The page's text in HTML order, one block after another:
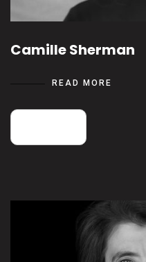
Camille Sherman
READ MORE